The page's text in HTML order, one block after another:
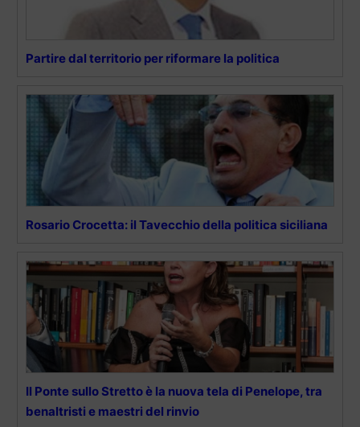
Partire dal territorio per riformare la politica
Rosario Crocetta: il Tavecchio della politica siciliana
Il Ponte sullo Stretto è la nuova tela di Penelope, tra
benaltristi e maestri del rinvio